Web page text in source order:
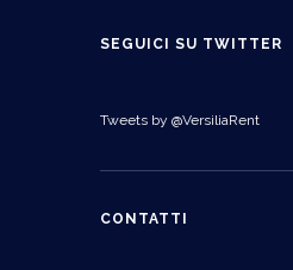
SEGUICI SU TWITTER
Tweets by @VersiliaRent
CONTATTI